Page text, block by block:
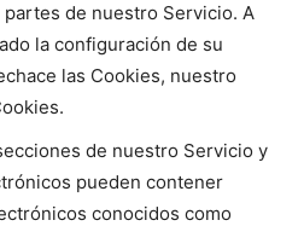
de nuestro Servicio. A
la configuración de su
las Cookies, nuestro
de nuestro Servicio y
pueden contener
conocidos como